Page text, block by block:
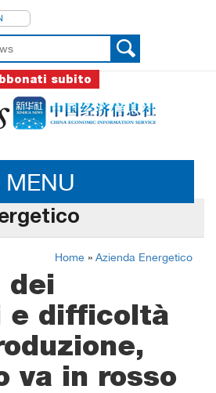
subito
MENU
Home » Azienda Energetico
dei
e difficoltà
va in rosso